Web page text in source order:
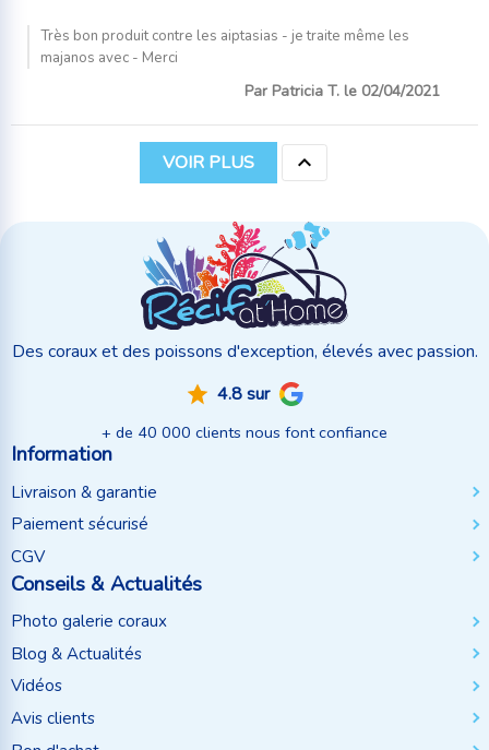
Très bon produit contre les aiptasias - je traite même les
majanos avec - Merci
Par Patricia T. le 02/04/2021
VOIR PLUS 
Des coraux et des poissons d'exception, élevés avec passion.
4.8 sur
+ de 40 000 clients nous font confiance
Information
Livraison & garantie
Paiement sécurisé
CGV
Conseils & Actualités
Photo galerie coraux
Blog & Actualités
Vidéos
Avis clients